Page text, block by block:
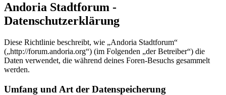
Andoria Stadtforum -
Datenschutzerklärung
Diese Richtlinie beschreibt, wie „Andoria Stadtforum“
(„http://forum.andoria.org“) (im Folgenden „der Betreiber“) die
Daten verwendet, die während deines Foren-Besuchs gesammelt
werden.
Umfang und Art der Datenspeicherung